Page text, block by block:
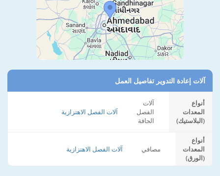
آلات إعادة التدوير تفاصيل العمل
أنواع
المعدات
(البلاستيك)
آلات
الفصل
الجافة
آلات الفصل الاهتزازية
أنواع
المعدات
(الورق)
مصافي آلات الفصل الاهتزازية